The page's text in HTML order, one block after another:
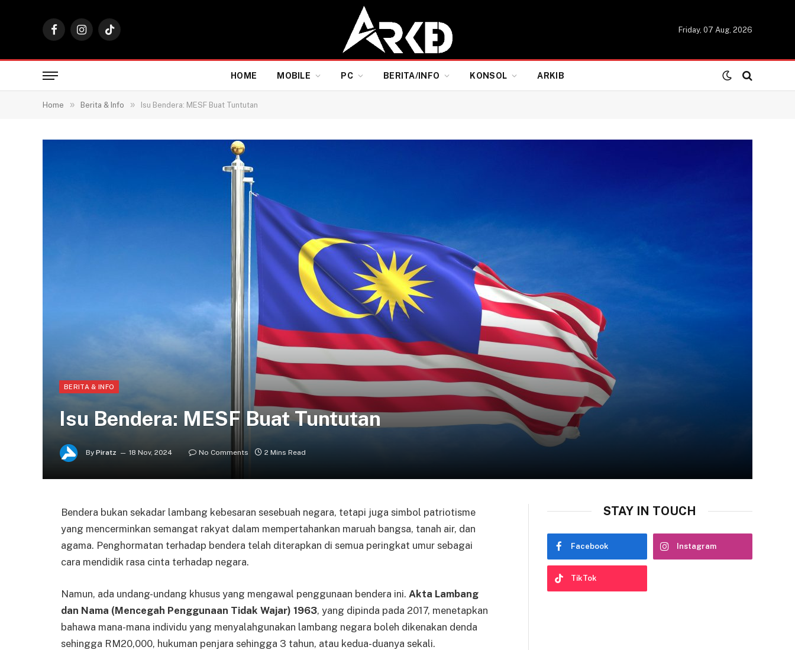
FacebookInstagramTikTok
Friday, 07 Aug, 2026
HOME MOBILE PC BERITA/INFO KONSOL ARKIB
Home » Berita & Info » Isu Bendera: MESF Buat Tuntutan
BERITA & INFO
Isu Bendera: MESF Buat Tuntutan
By Piratz 18 Nov, 2024 No Comments 2 Mins Read
Bendera bukan sekadar lambang kebesaran sesebuah negara, tetapi juga simbol patriotisme
yang mencerminkan semangat rakyat dalam mempertahankan maruah bangsa, tanah air, dan
agama. Penghormatan terhadap bendera telah diterapkan di semua peringkat umur sebagai
cara mendidik rasa cinta terhadap negara.
Namun, ada undang-undang khusus yang mengawal penggunaan bendera ini. Akta Lambang
dan Nama (Mencegah Penggunaan Tidak Wajar) 1963, yang dipinda pada 2017, menetapkan
bahawa mana-mana individu yang menyalahgunakan lambang negara boleh dikenakan denda
sehingga RM20,000, hukuman penjara sehingga 3 tahun, atau kedua-duanya sekali.
STAY IN TOUCH
Facebook Instagram
TikTok